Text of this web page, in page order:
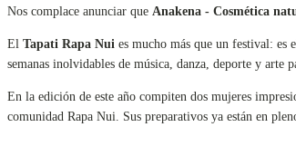
Nos complace anunciar que Anakena - Cosmética
El Tapati Rapa Nui es mucho más que un festival:
semanas inolvidables de música, danza, deporte y arte
En la edición de este año compiten dos mujeres
comunidad Rapa Nui. Sus preparativos ya están en